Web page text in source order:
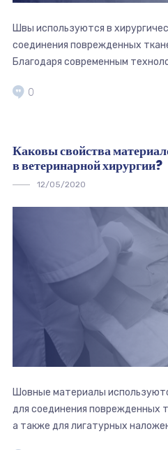
Швы используются в
соединения поврежденных
Благодаря современным
0
Каковы свойства
в ветеринарной хирургии?
12/05/2020
Шовные материалы
для соединения поврежденных
а также для лигатурных